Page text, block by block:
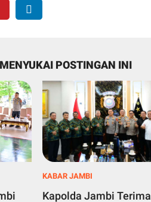
POSTINGAN INI
KABAR JAMBI
Kapolda Jambi Terima